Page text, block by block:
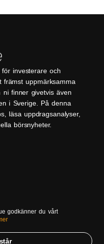
investerare och
uppmärksamma
finner givetvis även
i Sverige. På denna
läsa uppdragsanalyser,
börsnyheter.
godkänner du vårt